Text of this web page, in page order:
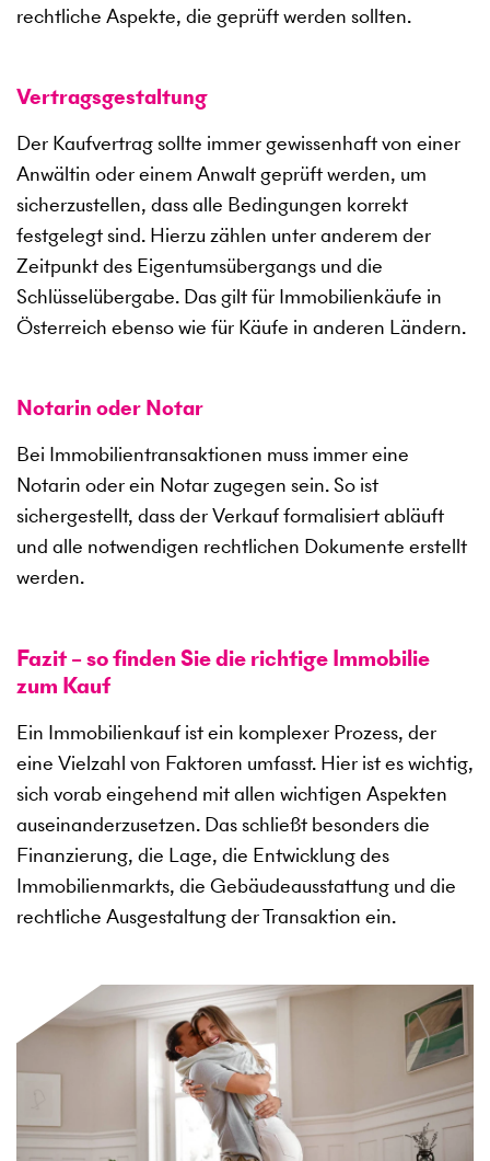
rechtliche Aspekte, die geprüft werden sollten.
Vertragsgestaltung
Der Kaufvertrag sollte immer gewissenhaft von einer
Anwältin oder einem Anwalt geprüft werden, um
sicherzustellen, dass alle Bedingungen korrekt
festgelegt sind. Hierzu zählen unter anderem der
Zeitpunkt des Eigentumsübergangs und die
Schlüsselübergabe. Das gilt für Immobilienkäufe in
Österreich ebenso wie für Käufe in anderen Ländern.
Notarin oder Notar
Bei Immobilientransaktionen muss immer eine
Notarin oder ein Notar zugegen sein. So ist
sichergestellt, dass der Verkauf formalisiert abläuft
und alle notwendigen rechtlichen Dokumente erstellt
werden.
Fazit – so finden Sie die richtige Immobilie
zum Kauf
Ein Immobilienkauf ist ein komplexer Prozess, der
eine Vielzahl von Faktoren umfasst. Hier ist es wichtig,
sich vorab eingehend mit allen wichtigen Aspekten
auseinanderzusetzen. Das schließt besonders die
Finanzierung, die Lage, die Entwicklung des
Immobilienmarkts, die Gebäudeausstattung und die
rechtliche Ausgestaltung der Transaktion ein.